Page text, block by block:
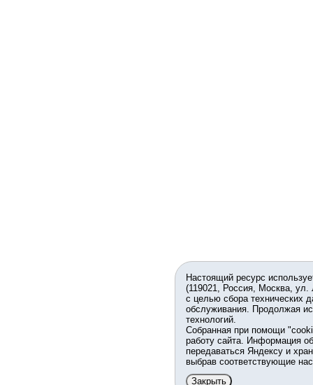
Настоящий ресурс
(119021, Россия, Москва,
с целью сбора технических
обслуживания. Продолжая
технологий.
Собранная при помощи
работу сайта. Информация
передаваться Яндексу и
выбрав соответствующие
Закрыть